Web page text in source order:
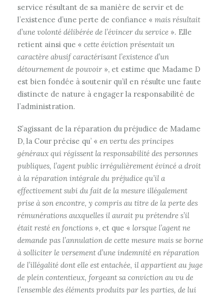
service résultant de sa manière de servir et de
l’existence d’une perte de confiance « mais résultait
d’une volonté délibérée de l’évincer du service ». Elle
retient ainsi que « cette éviction présentait un
caractère abusif caractérisant l’existence d’un
détournement de pouvoir », et estime que Madame D
est bien fondée à soutenir qu’il en résulte une faute
distincte de nature à engager la responsabilité de
l’administration.
S’agissant de la réparation du préjudice de Madame
D, la Cour précise qu’ « en vertu des principes
généraux qui régissent la responsabilité des personnes
publiques, l’agent public irrégulièrement évincé a droit
à la réparation intégrale du préjudice qu’il a
effectivement subi du fait de la mesure illégalement
prise à son encontre, y compris au titre de la perte des
rémunérations auxquelles il aurait pu prétendre s’il
était resté en fonctions », et que « lorsque l’agent ne
demande pas l’annulation de cette mesure mais se borne
à solliciter le versement d’une indemnité en réparation
de l’illégalité dont elle est entachée, il appartient au juge
de plein contentieux, forgeant sa conviction au vu de
l’ensemble des éléments produits par les parties, de lui